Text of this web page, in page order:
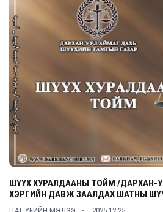
ШҮҮХ ХУРАЛДААНЫ ТОЙМ /ДАРХАН-
ХЭРГИЙН ДАВЖ ЗААЛДАХ ШАТНЫ
ЦАГ ҮЕИЙН МЭДЭЭ 2025-12-25